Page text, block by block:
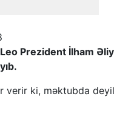
Leo Prezident İlham
verir ki, məktubda